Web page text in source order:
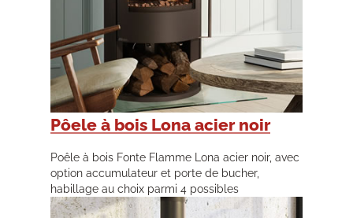
Pôele à bois Lona acier noir
Poêle à bois Fonte Flamme Lona acier noir, avec
option accumulateur et porte de bucher,
habillage au choix parmi 4 possibles